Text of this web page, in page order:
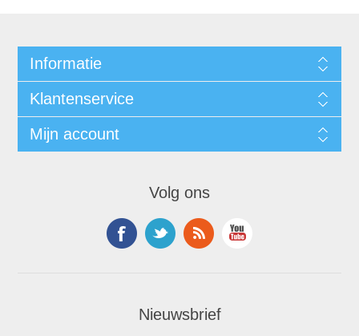
Informatie
Klantenservice
Mijn account
Volg ons
Nieuwsbrief